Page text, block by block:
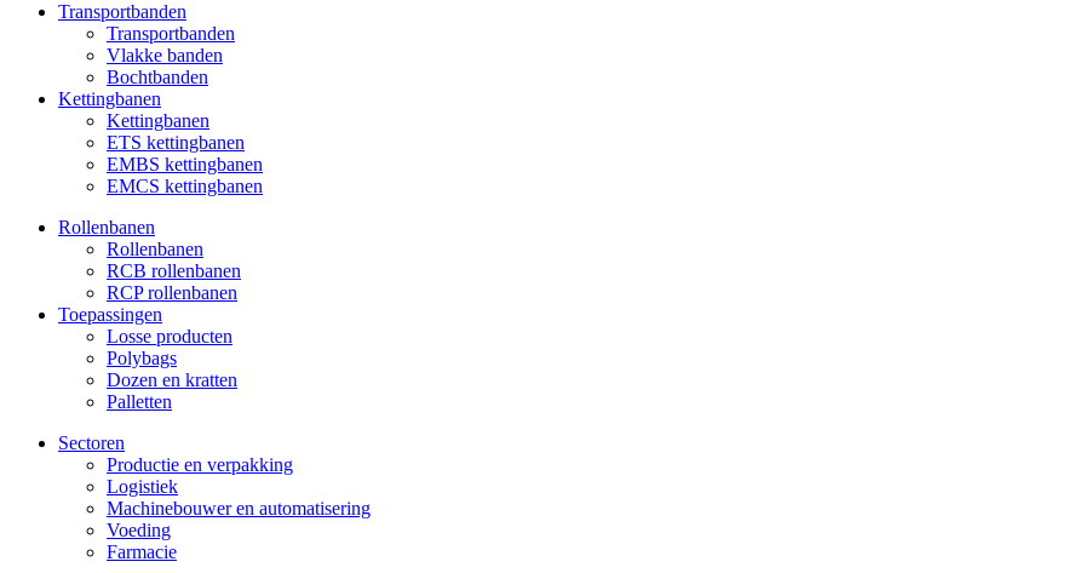
Transportbanden
Transportbanden
Vlakke banden
Bochtbanden
Kettingbanen
Kettingbanen
ETS kettingbanen
EMBS kettingbanen
EMCS kettingbanen
Rollenbanen
Rollenbanen
RCB rollenbanen
RCP rollenbanen
Toepassingen
Losse producten
Polybags
Dozen en kratten
Palletten
Sectoren
Productie en verpakking
Logistiek
Machinebouwer en automatisering
Voeding
Farmacie